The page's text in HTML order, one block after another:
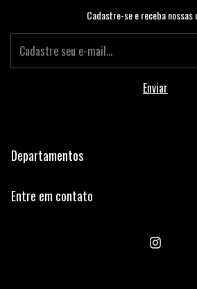
Cadastre-se e receba
Departamentos
Entre em contato